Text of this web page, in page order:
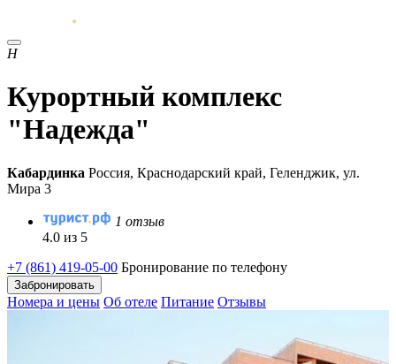
Н
Курортный комплекс
"Надежда"
Кабардинка Россия, Краснодарский край, Геленджик, ул.
Мира 3
1 отзыв
4.0 из 5
+7 (861) 419-05-00 Бронирование по телефону
Забронировать
Номера и цены Об отеле Питание Отзывы